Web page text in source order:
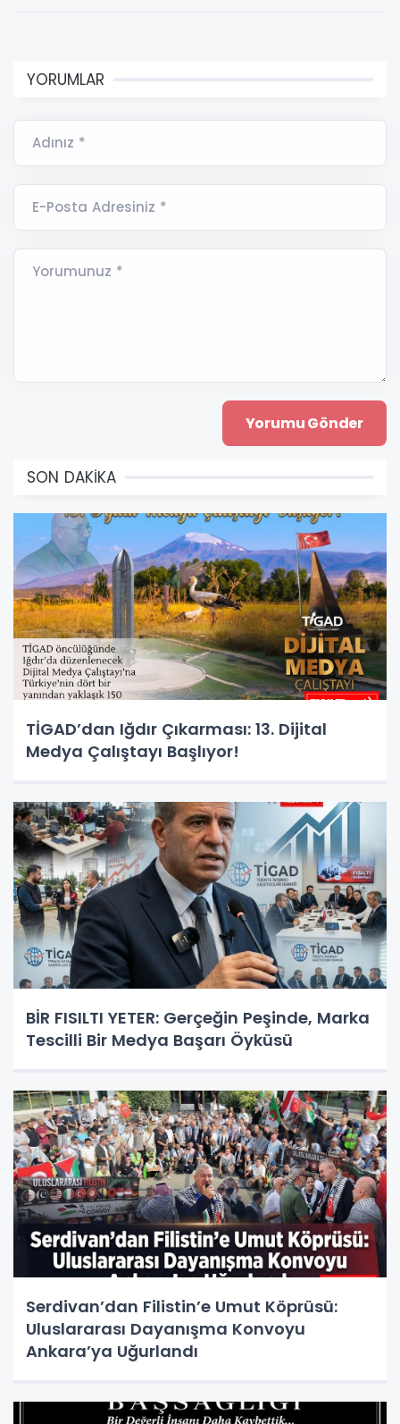
YORUMLAR
Adınız *
E-Posta Adresiniz *
Yorumunuz *
SON DAKİKA
TİGAD’dan Iğdır Çıkarması: 13. Dijital
Medya Çalıştayı Başlıyor!
BİR FISILTI YETER: Gerçeğin Peşinde, Marka
Tescilli Bir Medya Başarı Öyküsü
Serdivan’dan Filistin’e Umut Köprüsü:
Uluslararası Dayanışma Konvoyu
Ankara’ya Uğurlandı